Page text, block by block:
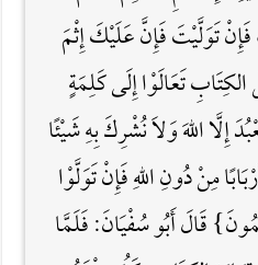
تَوَلَّيْتَ فَإِنَّ عَلَيْكَ إِثْمَ
تَعَالَوْا إِلَى كَلِمَةٍ
إِلَّا اللَّهَ وَلاَ نُشْرِكَ بِهِ شَيْئًا
مِنْ دُونِ اللَّهِ فَإِنْ تَوَلَّوْا
قَالَ أَبُو سُفْيَانَ: فَلَمَّا